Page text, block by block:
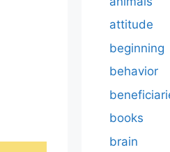
attitude
beginning
behavior
books
brain